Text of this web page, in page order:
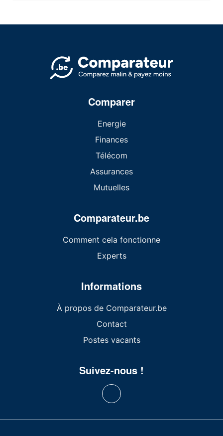
Comparer
Energie
Finances
Télécom
Assurances
Mutuelles
Comparateur.be
Comment cela fonctionne
Experts
Informations
À propos de Comparateur.be
Contact
Postes vacants
Suivez-nous !